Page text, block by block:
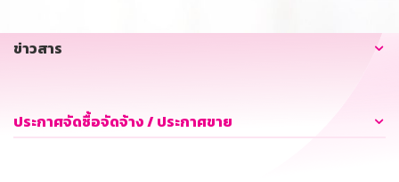
ข่าวสาร
ประกาศจัดซื้อจัดจ้าง / ประกาศขาย